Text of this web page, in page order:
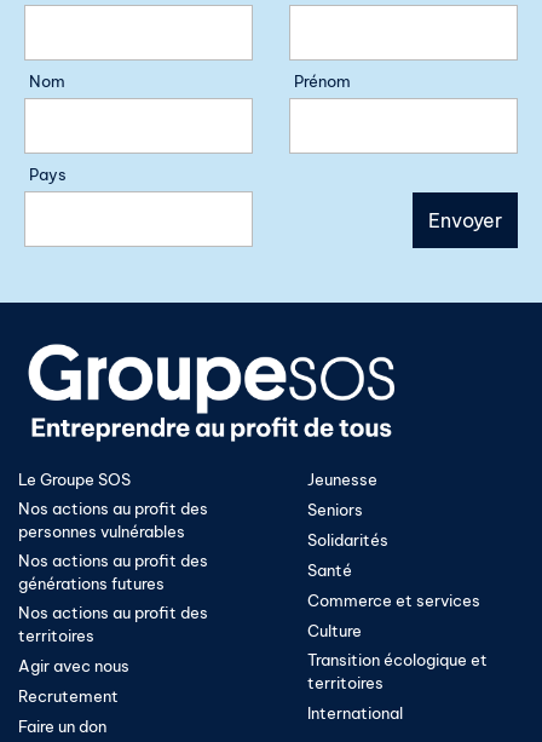
Nom Prénom
Pays
Le Groupe SOS
Nos actions au profit des
personnes vulnérables
Nos actions au profit des
générations futures
Nos actions au profit des
territoires
Agir avec nous
Recrutement
Faire un don
Jeunesse
Seniors
Solidarités
Santé
Commerce et services
Culture
Transition écologique et
territoires​
International